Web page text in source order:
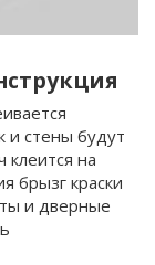
и стены будут
клеится на
брызг краски
и дверные